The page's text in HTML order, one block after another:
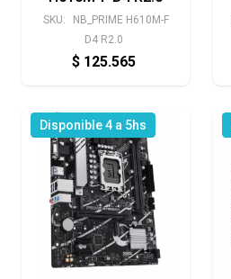
SKU:
NB_PRIME H610M-F
D4 R2.0
$ 125.565
Disponible 4 a 5hs